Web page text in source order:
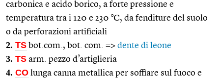
carbonica e acido borico, a forte pressione e
temperatura tra i 120 e 230 °C, da fenditure del suolo
o da perforazioni artificiali
2. TS bot.com., bot. com. => dente di leone
3. TS arm. pezzo d’artiglieria
4. CO lunga canna metallica per soffiare sul fuoco e